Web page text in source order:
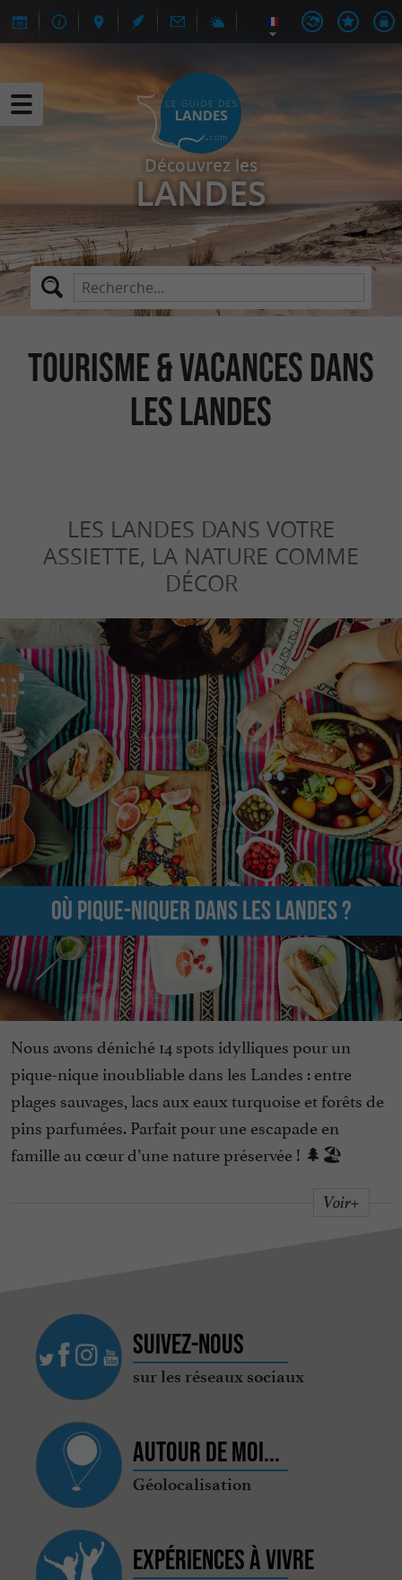
Découvrez les
LANDES
Tourisme & Vacances dans
les Landes
LES LANDES DANS VOTRE
ASSIETTE, LA NATURE COMME
DÉCOR
Où pique-niquer dans les Landes ?
Nous avons déniché 14 spots idylliques pour un
pique-nique inoubliable dans les Landes : entre
plages sauvages, lacs aux eaux turquoise et forêts de
pins parfumées. Parfait pour une escapade en
famille au cœur d’une nature préservée ! 🌲🏖️
Voir+
Suivez-nous
sur les réseaux sociaux
Autour de moi...
Géolocalisation
Expériences à vivre